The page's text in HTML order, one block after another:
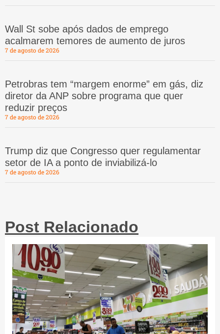
Wall St sobe após dados de emprego
acalmarem temores de aumento de juros
7 de agosto de 2026
Petrobras tem “margem enorme” em gás, diz
diretor da ANP sobre programa que quer
reduzir preços
7 de agosto de 2026
Trump diz que Congresso quer regulamentar
setor de IA a ponto de inviabilizá-lo
7 de agosto de 2026
Post Relacionado